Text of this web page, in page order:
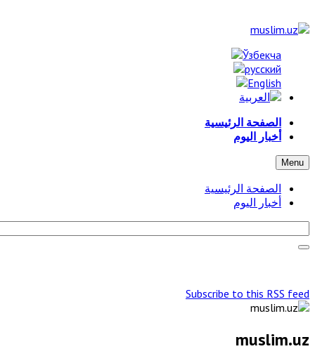
الصفحة الرئيسية
أخبار اليوم
Menu
الصفحة الرئيسية
أخبار اليوم
Subscribe to this RSS feed
muslim.uz